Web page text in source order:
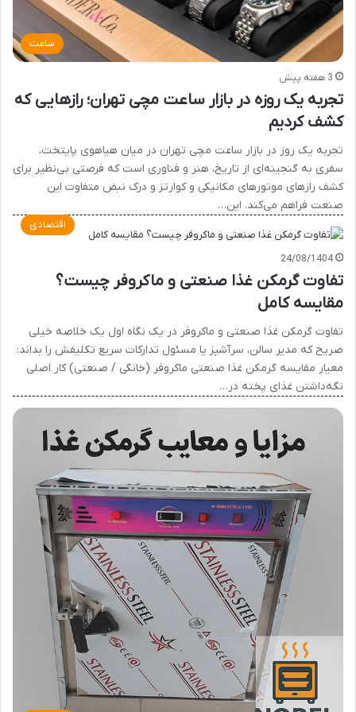
ساعت
3 هفته پیش
تجربه یک روزه در بازار ساعت مچی تهران؛ رازهایی که
کشف کردیم
تجربه یک روز در بازار ساعت مچی تهران در میان هیاهوی پایتخت،
سفری به گنجینه‌ای از تاریخ، هنر و فناوری است که فرصتی بی‌نظیر برای
کشف رازهای موتورهای مکانیکی و کوارتز و درک نبض متفاوت این
صنعت فراهم می‌کند. این…
اقتصادی
24/08/1404
تفاوت گرمکن غذا صنعتی و ماکروفر چیست؟
مقایسه کامل
تفاوت گرمکن غذا صنعتی و ماکروفر در یک نگاه اول یک خلاصه خیلی
صریح که مدیر سالن، سرآشپز یا مسئول تدارکات سریع تکلیفش را بداند:
معیار مقایسه گرمکن غذا صنعتی ماکروفر (خانگی / صنعتی) کار اصلی
نگه‌داشتن غذای پخته در…